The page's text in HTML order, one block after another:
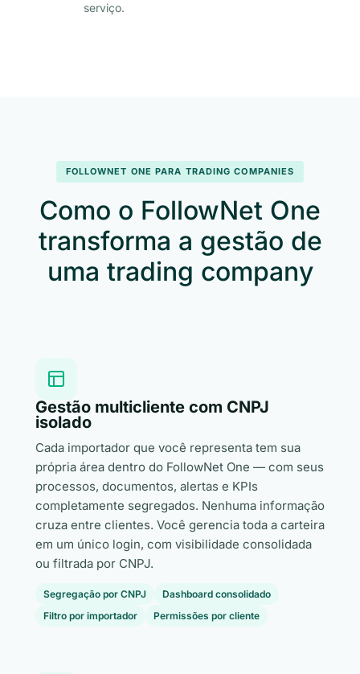
serviço.
FOLLOWNET ONE PARA TRADING COMPANIES
Como o FollowNet One
transforma a gestão de
uma trading company
Gestão multicliente com CNPJ
isolado
Cada importador que você representa tem sua
própria área dentro do FollowNet One — com seus
processos, documentos, alertas e KPIs
completamente segregados. Nenhuma informação
cruza entre clientes. Você gerencia toda a carteira
em um único login, com visibilidade consolidada
ou filtrada por CNPJ.
Segregação por CNPJ
Dashboard consolidado
Filtro por importador
Permissões por cliente